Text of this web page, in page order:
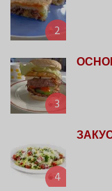
2
3
4